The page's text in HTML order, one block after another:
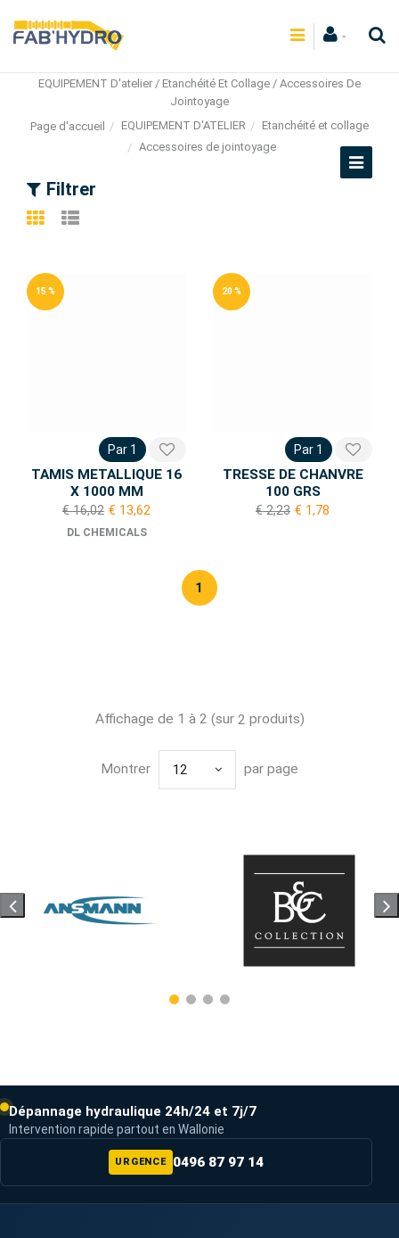
EQUIPEMENT D'atelier / Etanchéité Et Collage / Accessoires De
Jointoyage
Page d'accueil
EQUIPEMENT D'ATELIER
Etanchéité et collage
Accessoires de jointoyage
Filtrer
15 %
Par 1
TAMIS METALLIQUE 16
X 1000 MM
€ 16,02 € 13,62
DL CHEMICALS
20 %
Par 1
TRESSE DE CHANVRE
100 GRS
€ 2,23 € 1,78
1
Affichage de 1 à 2 (sur 2 produits)
Montrer 12 par page
Dépannage hydraulique 24h/24 et 7j/7
Intervention rapide partout en Wallonie
URGENCE 0496 87 97 14